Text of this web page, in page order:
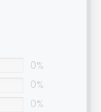
0%
0%
0%